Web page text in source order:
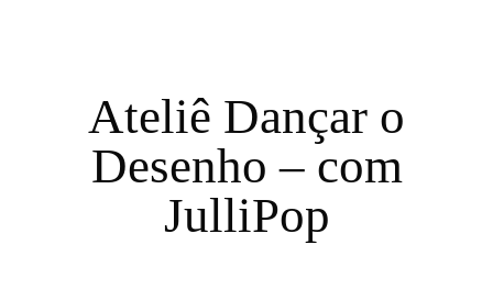
Ateliê Dançar o
Desenho – com
JulliPop